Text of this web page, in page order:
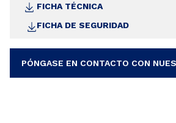
FICHA TÉCNICA
FICHA DE SEGURIDAD
PÓNGASE EN CONTACTO CON